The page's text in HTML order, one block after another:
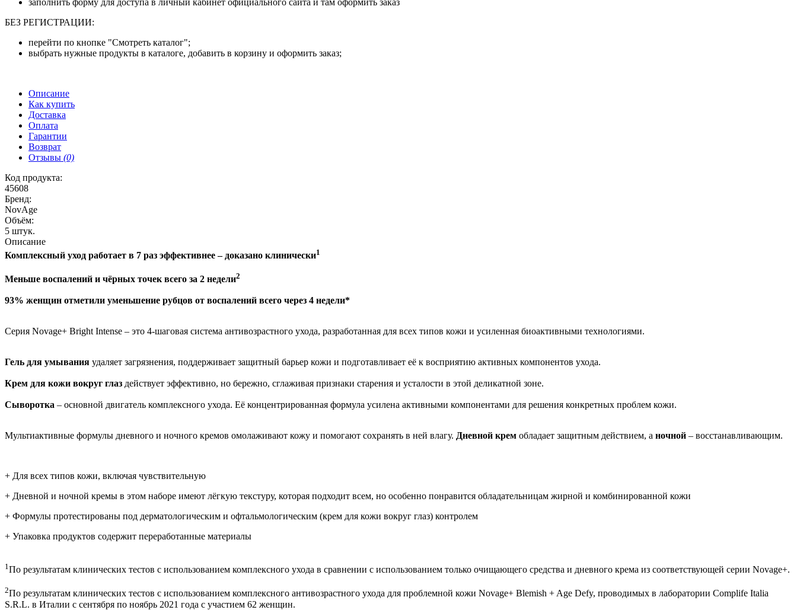
заполнить форму для доступа в личный кабинет официального сайта и там оформить заказ
БЕЗ РЕГИСТРАЦИИ:
перейти по кнопке "Смотреть каталог";
выбрать нужные продукты в каталоге, добавить в корзину и оформить заказ;
Описание
Как купить
Доставка
Оплата
Гарантии
Возврат
Отзывы (0)
Код продукта:
45608
Бренд:
NovAge
Объём:
5 штук.
Описание
Комплексный уход работает в 7 раз эффективнее – доказано клинически1
Меньше воспалений и чёрных точек всего за 2 недели2
93% женщин отметили уменьшение рубцов от воспалений всего через 4 недели*
Серия Novage+ Bright Intense – это 4-шаговая система антивозрастного ухода, разработанная для всех типов кожи и усиленная биоактивными технологиями.
Гель для умывания удаляет загрязнения, поддерживает защитный барьер кожи и подготавливает её к восприятию активных компонентов ухода.
Крем для кожи вокруг глаз действует эффективно, но бережно, сглаживая признаки старения и усталости в этой деликатной зоне.
Сыворотка – основной двигатель комплексного ухода. Её концентрированная формула усилена активными компонентами для решения конкретных проблем кожи.
Мультиактивные формулы дневного и ночного кремов омолаживают кожу и помогают сохранять в ней влагу. Дневной крем обладает защитным действием, а ночной – восстанавливающим.
+ Для всех типов кожи, включая чувствительную
+ Дневной и ночной кремы в этом наборе имеют лёгкую текстуру, которая подходит всем, но особенно понравится обладательницам жирной и комбинированной кожи
+ Формулы протестированы под дерматологическим и офтальмологическим (крем для кожи вокруг глаз) контролем
+ Упаковка продуктов содержит переработанные материалы
1По результатам клинических тестов с использованием комплексного ухода в сравнении с использованием только очищающего средства и дневного крема из соответствующей серии Novage+.
2По результатам клинических тестов с использованием комплексного антивозрастного ухода для проблемной кожи Novage+ Blemish + Age Defy, проводимых в лаборатории Complife Italia
S.R.L. в Италии с сентября по ноябрь 2021 года с участием 62 женщин.